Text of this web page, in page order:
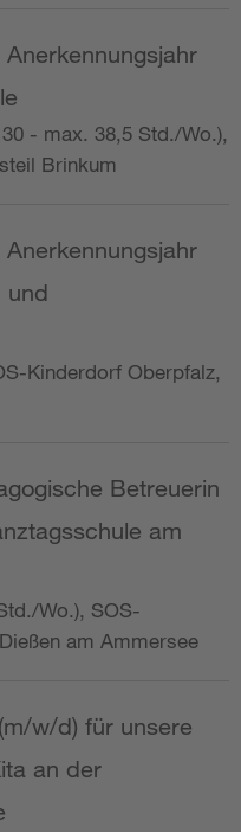
- max. 38,5 Std./Wo.),
Brinkum
und
Kinderdorf Oberpfalz,
Betreuerin
am
Wo.), SOS-
am Ammersee
w/d) für unsere
an der